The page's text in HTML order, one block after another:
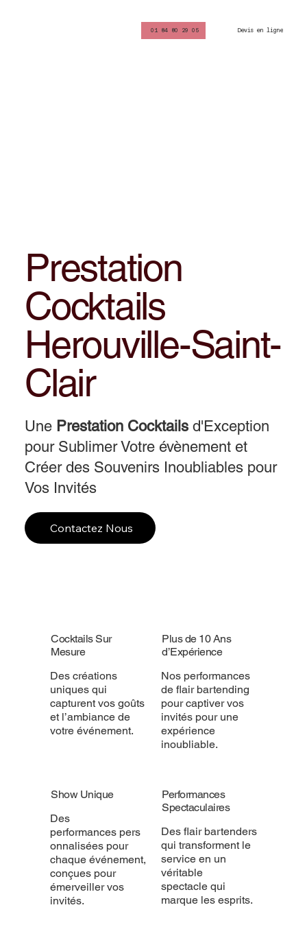
01 84 80 29 05 Devis en ligne
Prestation
Cocktails
Herouville-Saint-
Clair
Une Prestation Cocktails d'Exception
pour Sublimer Votre évènement et
Créer des Souvenirs Inoubliables pour
Vos Invités
Contactez Nous
Cocktails Sur
Mesure
Des créations
uniques qui
capturent vos goûts
et l’ambiance de
votre événement.
Plus de 10 Ans
d’Expérience
Nos performances
de flair bartending
pour captiver vos
invités pour une
expérience
inoubliable.
Show Unique
Des
performances pers
onnalisées pour
chaque événement,
conçues pour
émerveiller vos
invités.
Performances
Spectaculaires
Des flair bartenders
qui transforment le
service en un
véritable
spectacle qui
marque les esprits.